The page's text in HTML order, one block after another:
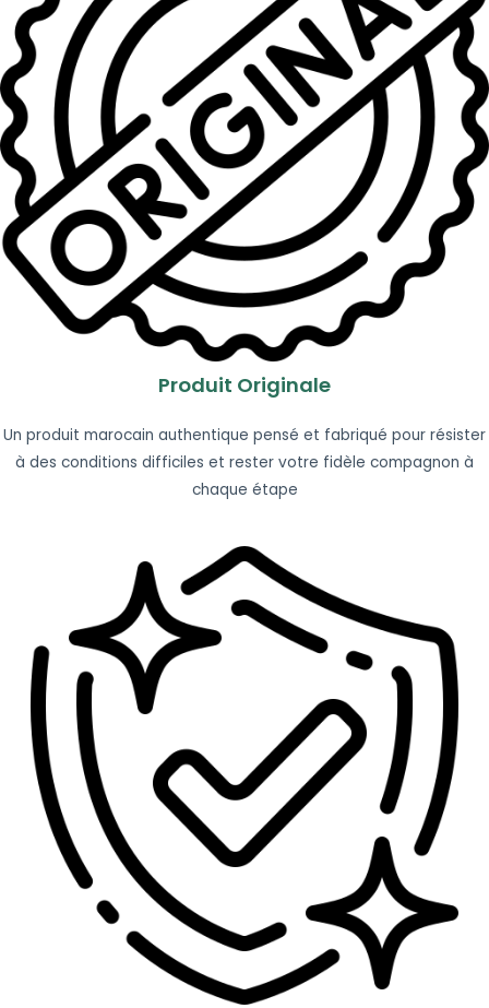
Produit Originale
Un produit marocain authentique pensé et fabriqué pour résister
à des conditions difficiles et rester votre fidèle compagnon à
chaque étape